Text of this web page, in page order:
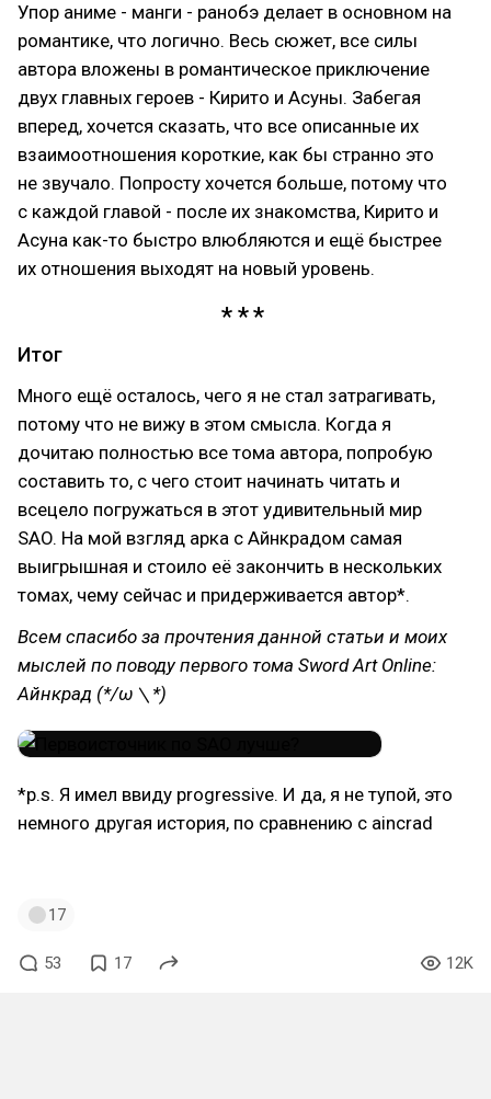
Упор аниме - манги - ранобэ делает в основном на
романтике, что логично. Весь сюжет, все силы
автора вложены в романтическое приключение
двух главных героев - Кирито и Асуны. Забегая
вперед, хочется сказать, что все описанные их
взаимоотношения короткие, как бы странно это
не звучало. Попросту хочется больше, потому что
с каждой главой - после их знакомства, Кирито и
Асуна как-то быстро влюбляются и ещё быстрее
их отношения выходят на новый уровень.
Итог
Много ещё осталось, чего я не стал затрагивать,
потому что не вижу в этом смысла. Когда я
дочитаю полностью все тома автора, попробую
составить то, с чего стоит начинать читать и
всецело погружаться в этот удивительный мир
SAO. На мой взгляд арка с Айнкрадом самая
выигрышная и стоило её закончить в нескольких
томах, чему сейчас и придерживается автор*.
Всем спасибо за прочтения данной статьи и моих
мыслей по поводу первого тома Sword Art Online:
Айнкрад (*/ω＼*)
*p.s. Я имел ввиду progressive. И да, я не тупой, это
немного другая история, по сравнению с aincrad
17
53 17 12K